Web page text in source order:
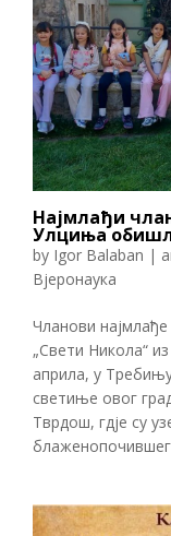
Најмлађи
Улциња
by Igor Balaban |
Вјеронаука
Чланови
„Свети Никола“
априла, у
светиње овог
Тврдош, гдје су
блаженопочившег